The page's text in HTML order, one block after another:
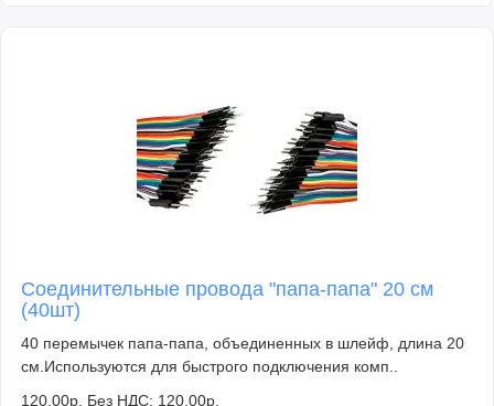
Соединительные провода "папа-папа" 20 см
(40шт)
40 перемычек папа-папа, объединенных в шлейф, длина 20
см.Используются для быстрого подключения комп..
120.00р. Без НДС: 120.00р.